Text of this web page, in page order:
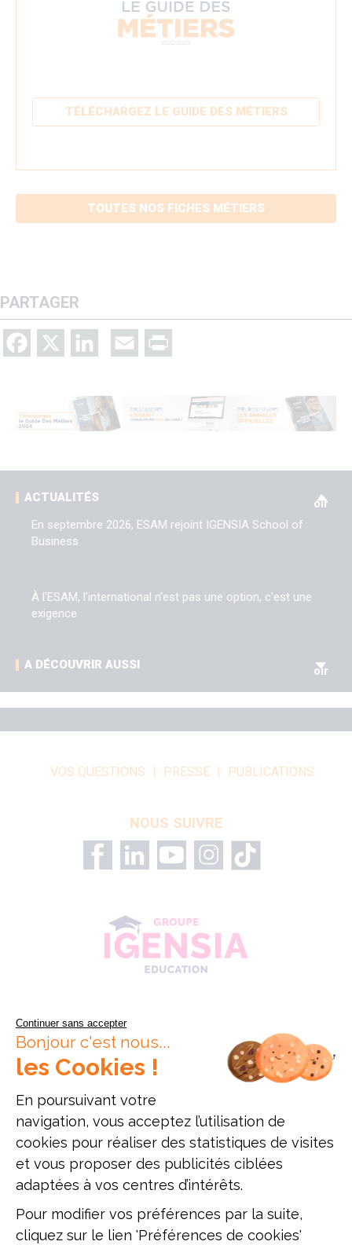
TÉLÉCHARGEZ LE GUIDE DES MÉTIERS
TOUTES NOS FICHES MÉTIERS
PARTAGER
Facebook LinkedIn Email
ACTUALITÉS
oir
En septembre 2026, ESAM rejoint IGENSIA School of
Business
À l'ESAM, l'international n'est pas une option, c'est une
exigence
A DÉCOUVRIR AUSSI
oir
VOS QUESTIONS PRESSE PUBLICATIONS
NOUS SUIVRE
Plan du site
Établissement d'enseignement supérieur privé, Association à but non
ESAM Paris - 12, rue Alexandre Parodi - 75010 Paris - Tél. : 01 89 71 24
Continuer sans accepter
Bonjour c'est nous...
les Cookies !
En poursuivant votre
navigation, vous acceptez l’utilisation de
cookies pour réaliser des statistiques de visites
et vous proposer des publicités ciblées
adaptées à vos centres d’intérêts.
Pour modifier vos préférences par la suite,
cliquez sur le lien 'Préférences de cookies'